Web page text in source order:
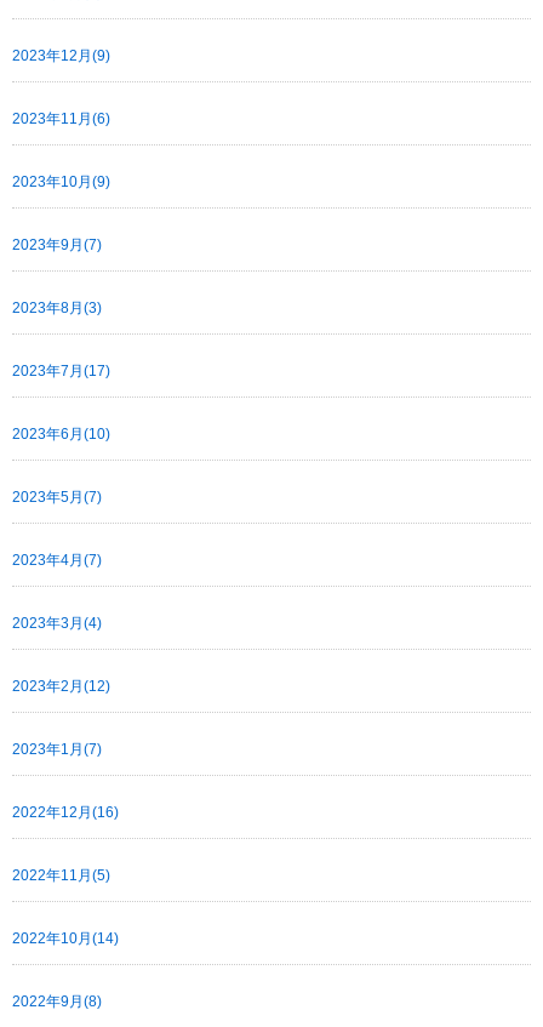
2023年12月(9)
2023年11月(6)
2023年10月(9)
2023年9月(7)
2023年8月(3)
2023年7月(17)
2023年6月(10)
2023年5月(7)
2023年4月(7)
2023年3月(4)
2023年2月(12)
2023年1月(7)
2022年12月(16)
2022年11月(5)
2022年10月(14)
2022年9月(8)